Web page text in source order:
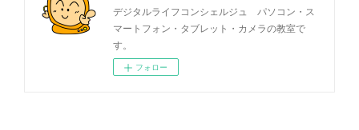
デジタルライフコンシェルジュ パソコン・ス
マートフォン・タブレット・カメラの教室で
す。
フォロー